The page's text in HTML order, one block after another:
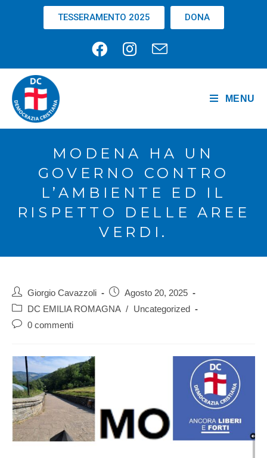
TESSERAMENTO 2025 DONA
MENU
MODENA HA UN
GOVERNO CONTRO
L’AMBIENTE ED IL
RISPETTO DELLE AREE
VERDI.
Giorgio Cavazzoli
Agosto 20, 2025
DC EMILIA ROMAGNA /
Uncategorized
0 commenti